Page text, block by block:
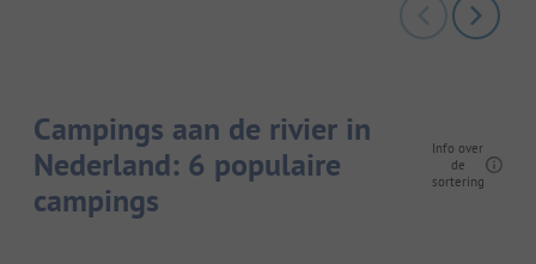
Campings aan de rivier in
Nederland: 6 populaire
campings
Info over
de
sortering